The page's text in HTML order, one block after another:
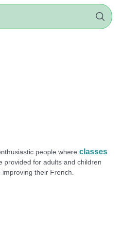
people whereclasses
provided for adults and children
their French.